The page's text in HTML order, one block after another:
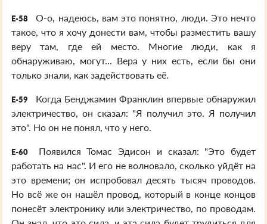
E-58
О-о, надеюсь, вам это понятно, люди. Это нечто
такое, что я хочу донести вам, чтобы разместить вашу
веру там, где ей место. Многие люди, как я
обнаруживаю, могут... Вера у них есть, если бы они
только знали, как задействовать её.
E-59
Когда Бенджамин Франклин впервые обнаружил
электричество, он сказал: "Я получил это. Я получил
это". Но он не понял, что у него.
E-60
Появился Томас Эдисон и сказал: "Это будет
работать на нас". И его не волновало, сколько уйдёт на
это времени; он испробовал десять тысяч проводов.
Но всё же он нашёл провод, который в конце концов
понесёт электронику или электричество, по проводам.